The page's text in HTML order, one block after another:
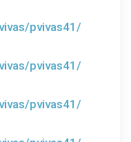
pvivas41/
pvivas41/
pvivas41/